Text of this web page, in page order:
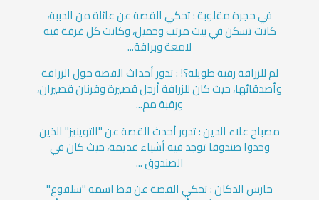
في حجرة مقلوبة : تحكي القصة عن عائلة من الدببة،
كانت تسكن في بيت مرتب وجميل، وكانت كل غرفة فيه
لامعة وبراقة...
لم للزرافة رقبة طويلة؟! : تدور أحداث القصة حول الزرافة
وأصدقائها، حيث كان للزرافة أرجل قصيرة وقرنان قصيران،
ورقبة مم...
مصباح علاء الدين : تدور أحدث القصة عن "التوينيز" الذين
وجدوا صندوقا توجد فيه أشياء قديمة، حيث كان في
الصندوق ...
حارس الدكان : تحكي القصة عن قط اسمه "سلفوع"